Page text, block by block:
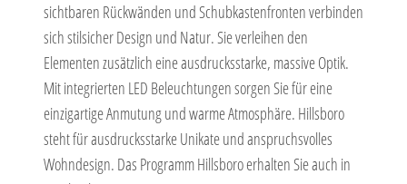
sichtbaren Rückwänden und Schubkastenfronten verbinden
sich stilsicher Design und Natur. Sie verleihen den
Elementen zusätzlich eine ausdrucksstarke, massive Optik.
Mit integrierten LED Beleuchtungen sorgen Sie für eine
einzigartige Anmutung und warme Atmosphäre. Hillsboro
steht für ausdrucksstarke Unikate und anspruchsvolles
Wohndesign. Das Programm Hillsboro erhalten Sie auch in